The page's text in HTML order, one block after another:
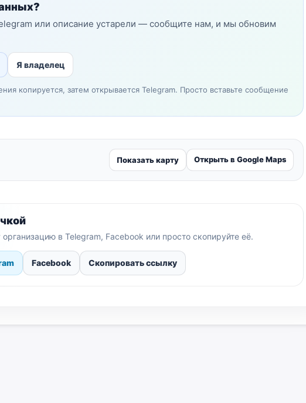
или описание устарели — сообщите нам, и мы обновим
Я владелец
копируется, затем открывается Telegram. Просто вставьте сообщение
Показать карту Открыть в Google Maps
в Telegram, Facebook или просто скопируйте её.
Facebook Скопировать ссылку